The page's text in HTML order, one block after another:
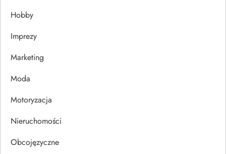
a
w
p
u
Hobby
Imprezy
Marketing
Moda
Motoryzacja
Nieruchomości
Obcojęzyczne